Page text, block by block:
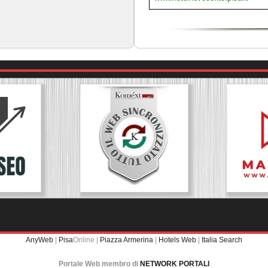
AnyWeb | PisaOnline | Piazza Armerina | Hotels Web | Italia Search
Portale Web membro di NETWORK PORTALI